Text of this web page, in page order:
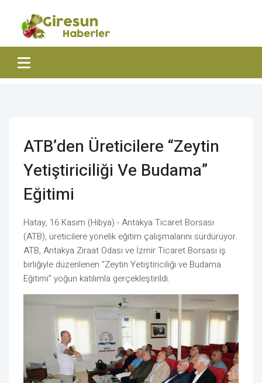
ATB’den Üreticilere “Zeytin
Yetiştiriciliği Ve Budama”
Eğitimi
Hatay, 16 Kasım (Hibya) - Antakya Ticaret Borsası
(ATB), üreticilere yönelik eğitim çalışmalarını sürdürüyor.
ATB, Antakya Ziraat Odası ve İzmir Ticaret Borsası iş
birliğiyle düzenlenen “Zeytin Yetiştiriciliği ve Budama
Eğitimi” yoğun katılımla gerçekleştirildi.